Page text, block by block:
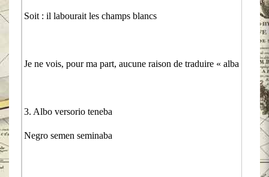
Soit : il labourait les champs blancs
Je ne vois, pour ma part, aucune raison de traduire « alba
3. Albo versorio teneba
Negro semen seminaba